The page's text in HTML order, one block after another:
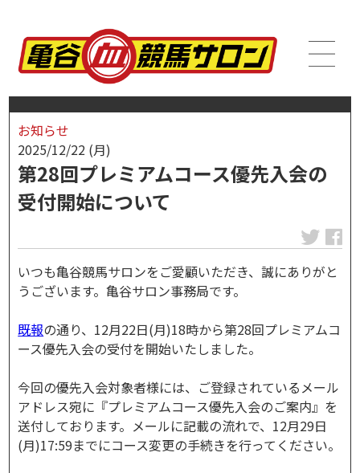
お知らせ
2025/12/22 (月)
第28回プレミアムコース優先入会の
受付開始について
いつも亀谷競馬サロンをご愛顧いただき、誠にありがと
うございます。亀谷サロン事務局です。
既報の通り、12月22日(月)18時から第28回プレミアムコ
ース優先入会の受付を開始いたしました。
今回の優先入会対象者様には、ご登録されているメール
アドレス宛に『プレミアムコース優先入会のご案内』を
送付しております。メールに記載の流れで、12月29日
(月)17:59までにコース変更の手続きを行ってください。